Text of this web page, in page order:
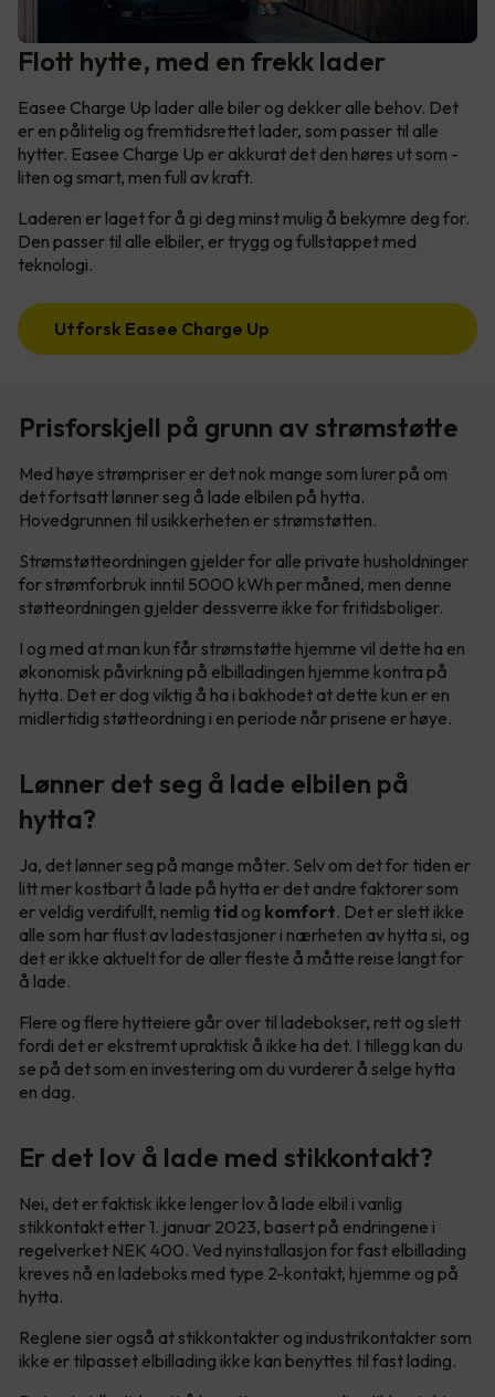
Flott hytte, med en frekk lader
Easee Charge Up lader alle biler og dekker alle behov. Det
er en pålitelig og fremtidsrettet lader, som passer til alle
hytter. Easee Charge Up er akkurat det den høres ut som -
liten og smart, men full av kraft.
Laderen er laget for å gi deg minst mulig å bekymre deg for.
Den passer til alle elbiler, er trygg og fullstappet med
teknologi.
Utforsk Easee Charge Up
Prisforskjell på grunn av strømstøtte
Med høye strømpriser er det nok mange som lurer på om
det fortsatt lønner seg å lade elbilen på hytta.
Hovedgrunnen til usikkerheten er strømstøtten.
Strømstøtteordningen gjelder for alle private husholdninger
for strømforbruk inntil 5000 kWh per måned, men denne
støtteordningen gjelder dessverre ikke for fritidsboliger.
I og med at man kun får strømstøtte hjemme vil dette ha en
økonomisk påvirkning på elbilladingen hjemme kontra på
hytta. Det er dog viktig å ha i bakhodet at dette kun er en
midlertidig støtteordning i en periode når prisene er høye.
Lønner det seg å lade elbilen på
hytta?
Ja, det lønner seg på mange måter. Selv om det for tiden er
litt mer kostbart å lade på hytta er det andre faktorer som
er veldig verdifullt, nemlig tid og komfort. Det er slett ikke
alle som har flust av ladestasjoner i nærheten av hytta si, og
det er ikke aktuelt for de aller fleste å måtte reise langt for
å lade.
Flere og flere hytteiere går over til ladebokser, rett og slett
fordi det er ekstremt upraktisk å ikke ha det. I tillegg kan du
se på det som en investering om du vurderer å selge hytta
en dag.
Er det lov å lade med stikkontakt?
Nei, det er faktisk ikke lenger lov å lade elbil i vanlig
stikkontakt etter 1. januar 2023, basert på endringene i
regelverket NEK 400. Ved nyinstallasjon for fast elbillading
kreves nå en ladeboks med type 2-kontakt, hjemme og på
hytta.
Reglene sier også at stikkontakter og industrikontakter som
ikke er tilpasset elbillading ikke kan benyttes til fast lading.